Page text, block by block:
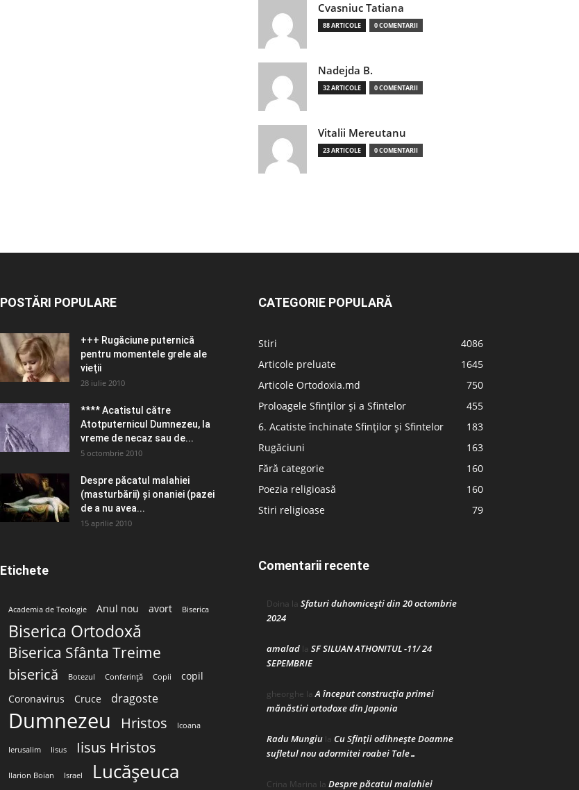
Cvasniuc Tatiana
88 ARTICOLE 0 COMENTARII
Nadejda B.
32 ARTICOLE 0 COMENTARII
Vitalii Mereutanu
23 ARTICOLE 0 COMENTARII
POSTĂRI POPULARE
+++ Rugăciune puternică
pentru momentele grele ale
vieţii
28 iulie 2010
**** Acatistul către
Atotputernicul Dumnezeu, la
vreme de necaz sau de...
5 octombrie 2010
Despre păcatul malahiei
(masturbării) şi onaniei (pazei
de a nu avea...
15 aprilie 2010
Etichete
Academia de Teologie Anul nou avort Biserica
Biserica Ortodoxă
Biserica Sfânta Treime
biserică Botezul Conferință Copii
copil
Coronavirus
Cruce dragoste
Dumnezeu Hristos Icoana
Ierusalim Iisus Iisus Hristos
Ilarion Boian Israel Lucășeuca
CATEGORIE POPULARĂ
Stiri
4086
Articole preluate
1645
Articole Ortodoxia.md
750
Proloagele Sfinților și a Sfintelor
455
6. Acatiste închinate Sfinților și Sfintelor
183
Rugăciuni
163
Fără categorie
160
Poezia religioasă
160
Stiri religioase
79
Comentarii recente
Doina la Sfaturi duhovnicești din 20 octombrie
2024
amalad la SF SILUAN ATHONITUL -11/ 24
SEPEMBRIE
gheorghe laA început construcţia primei
mănăstiri ortodoxe din Japonia
Radu Mungiu la Cu Sfinții odihnește Doamne
sufletul nou adormitei roabei Tale…
Crina Marina la Despre păcatul malahiei